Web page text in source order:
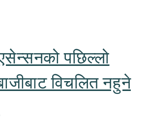
पछिल्लो
विचलित नहुने